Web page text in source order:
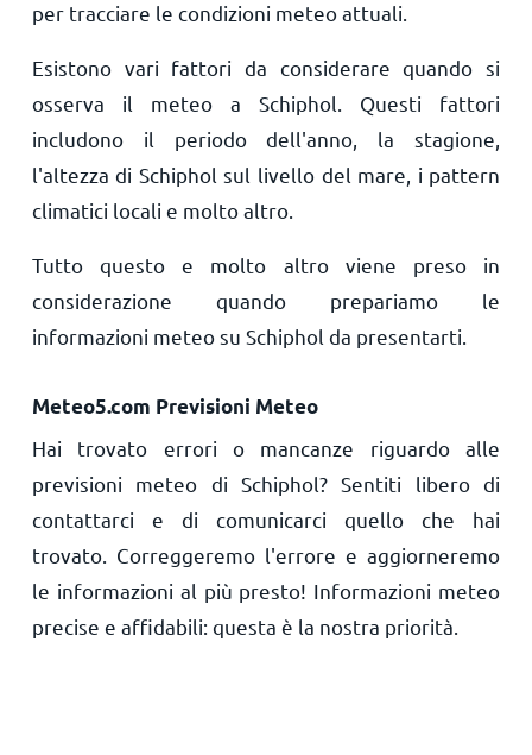
per tracciare le condizioni meteo attuali.
Esistono vari fattori da considerare quando si
osserva il meteo a Schiphol. Questi fattori
includono il periodo dell'anno, la stagione,
l'altezza di Schiphol sul livello del mare, i pattern
climatici locali e molto altro.
Tutto questo e molto altro viene preso in
considerazione quando prepariamo le
informazioni meteo su Schiphol da presentarti.
Meteo5.com Previsioni Meteo
Hai trovato errori o mancanze riguardo alle
previsioni meteo di Schiphol? Sentiti libero di
contattarci e di comunicarci quello che hai
trovato. Correggeremo l'errore e aggiorneremo
le informazioni al più presto! Informazioni meteo
precise e affidabili: questa è la nostra priorità.